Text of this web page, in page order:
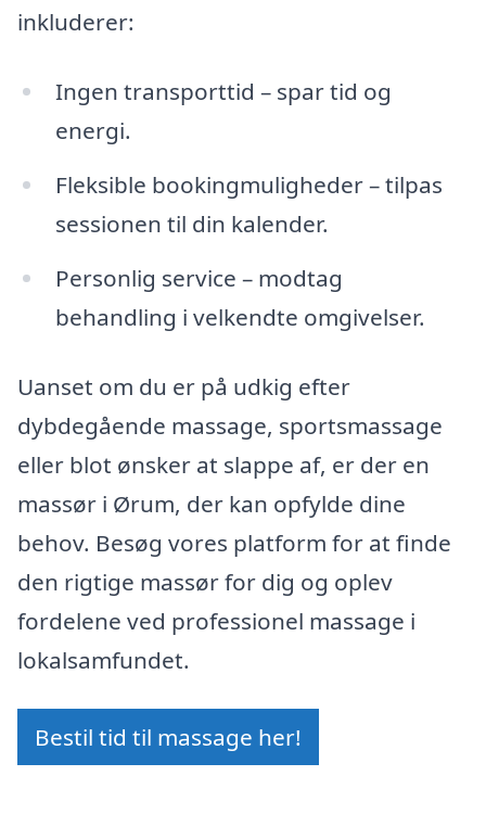
inkluderer:
Ingen transporttid – spar tid og
energi.
Fleksible bookingmuligheder – tilpas
sessionen til din kalender.
Personlig service – modtag
behandling i velkendte omgivelser.
Uanset om du er på udkig efter
dybdegående massage, sportsmassage
eller blot ønsker at slappe af, er der en
massør i Ørum, der kan opfylde dine
behov. Besøg vores platform for at finde
den rigtige massør for dig og oplev
fordelene ved professionel massage i
lokalsamfundet.
Bestil tid til massage her!